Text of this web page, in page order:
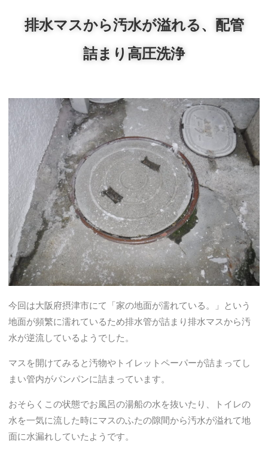
排水マスから汚水が溢れる、配管
詰まり高圧洗浄
今回は大阪府摂津市にて「家の地面が濡れている。」という
地面が頻繁に濡れているため排水管が詰まり排水マスから汚
水が逆流しているようでした。
マスを開けてみると汚物やトイレットペーパーが詰まってし
まい管内がパンパンに詰まっています。
おそらくこの状態でお風呂の湯船の水を抜いたり、トイレの
水を一気に流した時にマスのふたの隙間から汚水が溢れて地
面に水漏れしていたようです。